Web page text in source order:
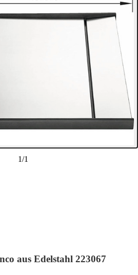
1/1
aus Edelstahl 223067